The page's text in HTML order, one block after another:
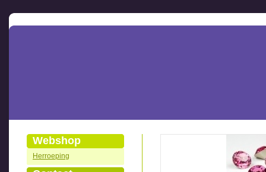
Webshop
Herroeping